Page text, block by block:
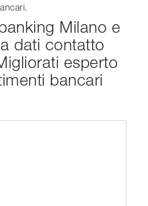
Milano e
dati contatto
esperto
bancari